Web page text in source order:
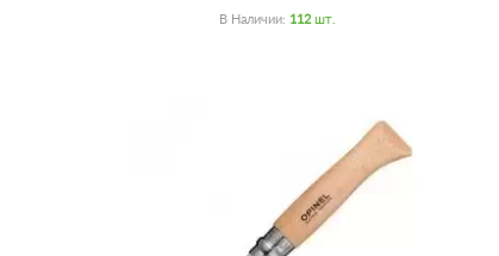
В Наличии: 112 Шт.